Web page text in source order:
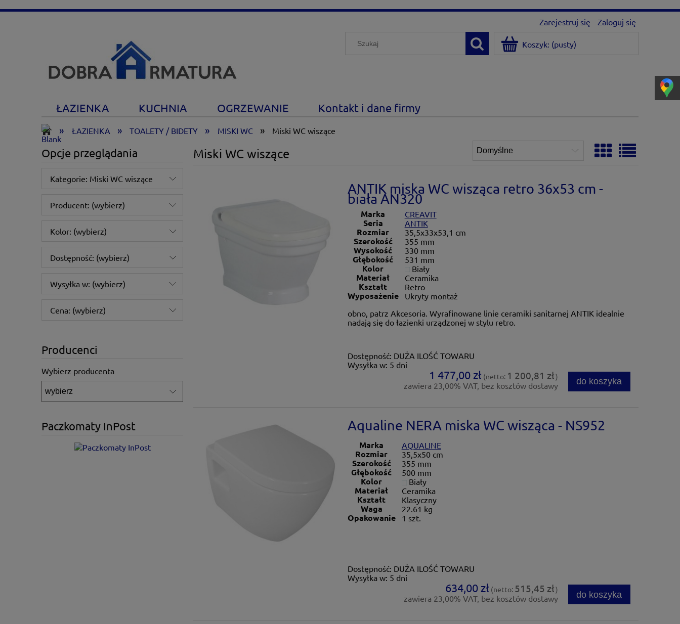
Zarejestruj się Zaloguj się
Koszyk: (pusty)
ŁAZIENKA KUCHNIA OGRZEWANIE Kontakt i dane firmy
» ŁAZIENKA » TOALETY / BIDETY » MISKI WC » Miski WC wiszące
Opcje przeglądania
Kategorie: Miski WC wiszące
Producent: (wybierz)
Kolor: (wybierz)
Dostępność: (wybierz)
Wysyłka w: (wybierz)
Cena: (wybierz)
Producenci
Wybierz producenta
Paczkomaty InPost
Miski WC wiszące
ANTIK miska WC wisząca retro 36x53 cm -
biała AN320
Marka CREAVIT
Seria ANTIK
Rozmiar 35,5x33x53,1 cm
Szerokość 355 mm
Wysokość 330 mm
Głębokość 531 mm
Kolor Biały
Materiał Ceramika
Kształt Retro
Wyposażenie
Ukryty montaż
obno, patrz Akcesoria. Wyrafinowane linie ceramiki sanitarnej ANTIK idealnie
nadają się do łazienki urządzonej w stylu retro.
Dostępność: DUŻA ILOŚĆ TOWARU
Wysyłka w: 5 dni
1 477,00 zł (netto: 1 200,81 zł)
zawiera 23,00% VAT, bez kosztów dostawy do koszyka
Aqualine NERA miska WC wisząca - NS952
Marka AQUALINE
Rozmiar 35,5x50 cm
Szerokość 355 mm
Głębokość 500 mm
Kolor Biały
Materiał Ceramika
Kształt Klasyczny
Waga 22.61 kg
Opakowanie 1 szt.
Dostępność: DUŻA ILOŚĆ TOWARU
Wysyłka w: 5 dni
634,00 zł (netto: 515,45 zł)
zawiera 23,00% VAT, bez kosztów dostawy do koszyka